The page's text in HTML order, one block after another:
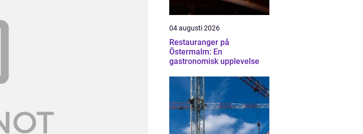
04 augusti 2026
Restauranger på
Östermalm: En
gastronomisk upplevelse